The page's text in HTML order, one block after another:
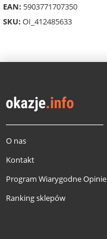
EAN: 5903771707350
SKU: OI_412485633
O nas
Kontakt
Program Wiarygodne Opinie
Ranking sklepów